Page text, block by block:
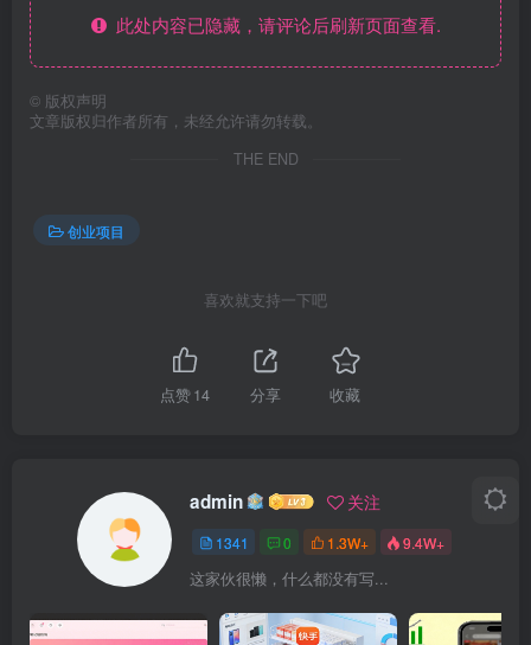
此处内容已隐藏，请评论后刷新页面查看.
© 版权声明
文章版权归作者所有，未经允许请勿转载。
THE END
创业项目
喜欢就支持一下吧
点赞14 分享 收藏
admin 关注
1341 0 1.3W+ 9.4W+
这家伙很懒，什么都没有写...